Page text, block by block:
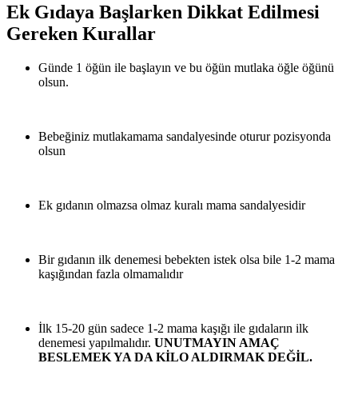
Ek Gıdaya Başlarken Dikkat Edilmesi
Gereken Kurallar
Günde 1 öğün ile başlayın ve bu öğün mutlaka öğle öğünü
olsun.
Bebeğiniz mutlakamama sandalyesinde oturur pozisyonda
olsun
Ek gıdanın olmazsa olmaz kuralı mama sandalyesidir
Bir gıdanın ilk denemesi bebekten istek olsa bile 1-2 mama
kaşığından fazla olmamalıdır
İlk 15-20 gün sadece 1-2 mama kaşığı ile gıdaların ilk
denemesi yapılmalıdır. UNUTMAYIN AMAÇ
BESLEMEK YA DA KİLO ALDIRMAK DEĞİL.